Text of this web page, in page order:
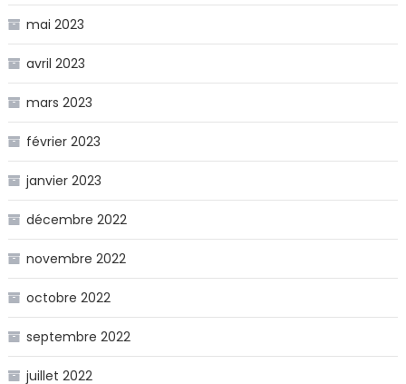
mai 2023
avril 2023
mars 2023
février 2023
janvier 2023
décembre 2022
novembre 2022
octobre 2022
septembre 2022
juillet 2022